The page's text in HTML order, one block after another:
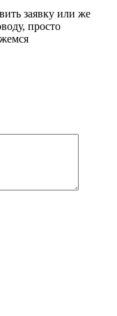
заявку или же
просто